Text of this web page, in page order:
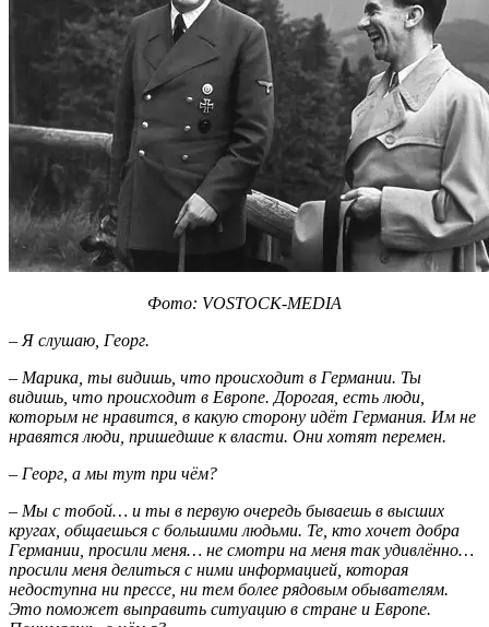
Фото: VOSTOCK-MEDIA
– Я слушаю, Георг.
– Марика, ты видишь, что происходит в Германии. Ты
видишь, что происходит в Европе. Дорогая, есть люди,
которым не нравится, в какую сторону идёт Германия. Им не
нравятся люди, пришедшие к власти. Они хотят перемен.
– Георг, а мы тут при чём?
– Мы с тобой… и ты в первую очередь бываешь в высших
кругах, общаешься с большими людьми. Те, кто хочет добра
Германии, просили меня… не смотри на меня так удивлённо…
просили меня делиться с ними информацией, которая
недоступна ни прессе, ни тем более рядовым обывателям.
Это поможет выправить ситуацию в стране и Европе.